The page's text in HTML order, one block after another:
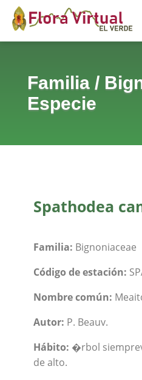
Familia/
Especie
Spathodea
Familia: Bignoniaceae
Código de estación:
Nombre común:
Autor: P. Beauv.
Hábito: �rbol
de alto.